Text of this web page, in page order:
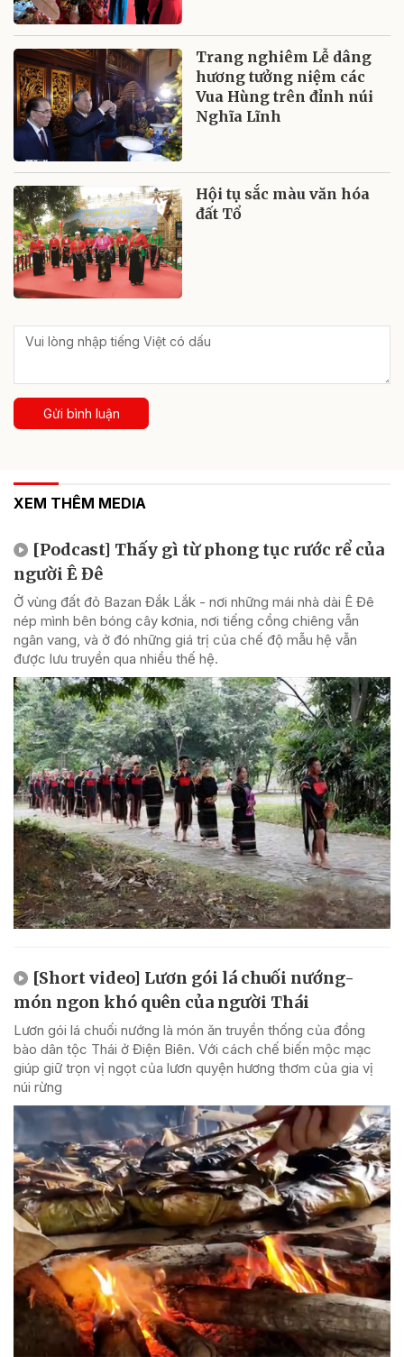
Trang nghiêm Lễ dâng
hương tưởng niệm các
Vua Hùng trên đỉnh núi
Nghĩa Lĩnh
Hội tụ sắc màu văn hóa
đất Tổ
Gửi bình luận
XEM THÊM MEDIA
[Podcast] Thấy gì từ phong tục rước rể của
người Ê Đê
Ở vùng đất đỏ Bazan Đắk Lắk - nơi những mái nhà dài Ê Đê
nép mình bên bóng cây kơnia, nơi tiếng cồng chiêng vẫn
ngân vang, và ở đó những giá trị của chế độ mẫu hệ vẫn
được lưu truyền qua nhiều thế hệ.
[Short video] Lươn gói lá chuối nướng-
món ngon khó quên của người Thái
Lươn gói lá chuối nướng là món ăn truyền thống của đồng
bào dân tộc Thái ở Điện Biên. Với cách chế biến mộc mạc
giúp giữ trọn vị ngọt của lươn quyện hương thơm của gia vị
núi rừng